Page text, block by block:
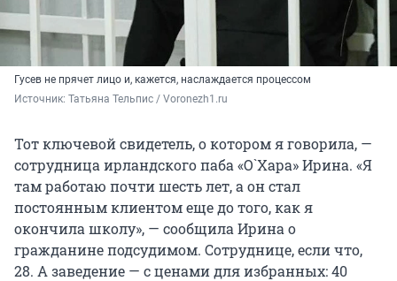
Гусев не прячет лицо и, кажется, наслаждается процессом
Источник: Татьяна Тельпис / Voronezh1.ru
Тот ключевой свидетель, о котором я говорила, —
сотрудница ирландского паба «О`Хара» Ирина. «Я
там работаю почти шесть лет, а он стал
постоянным клиентом еще до того, как я
окончила школу», — сообщила Ирина о
гражданине подсудимом. Сотруднице, если что,
28. А заведение — с ценами для избранных: 40